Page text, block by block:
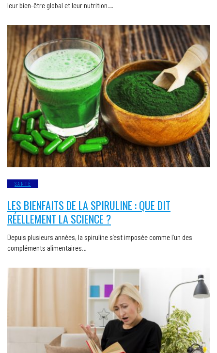
leur bien-être global et leur nutrition….
SANTÉ
LES BIENFAITS DE LA SPIRULINE : QUE DIT
RÉELLEMENT LA SCIENCE ?
Depuis plusieurs années, la spiruline s’est imposée comme l’un des
compléments alimentaires…